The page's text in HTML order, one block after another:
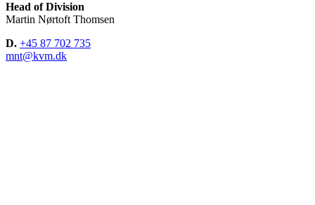
Head of Division
Martin Nørtoft Thomsen
D. +45 87 702 735
mnt@kvm.dk